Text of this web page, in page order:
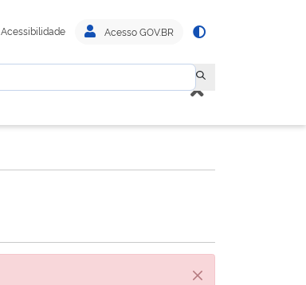
Acessibilidade Acesso GOV.BR
Close